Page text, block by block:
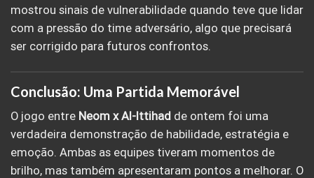
mostrou sinais de vulnerabilidade quando teve que lidar
com a pressão do time adversário, algo que precisará
ser corrigido para futuros confrontos.
Conclusão: Uma Partida Memorável
O jogo entre Neom x Al-Ittihad de ontem foi uma
verdadeira demonstração de habilidade, estratégia e
emoção. Ambas as equipes tiveram momentos de
brilho, mas também apresentaram pontos a melhorar. O